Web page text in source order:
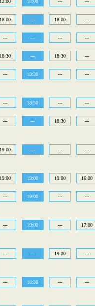
18:00 --- 18:00 ---
--- --- --- ---
18:30 --- 18:30 ---
--- 18:30 --- ---
--- 18:30 --- ---
--- --- 18:30 ---
19:00 --- --- ---
19:00 19:00 19:00 16:00
--- 19:00 --- ---
--- 19:00 --- 17:00
--- --- 19.00 ---
--- 18:30 --- ---